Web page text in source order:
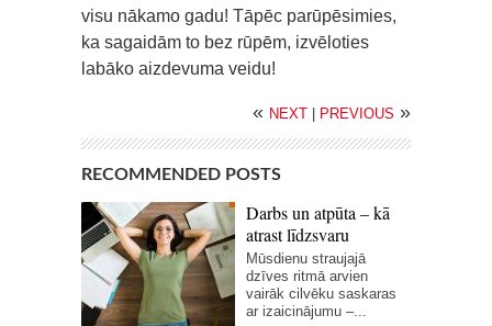
visu nākamo gadu! Tāpēc parūpēsimies,
ka sagaidām to bez rūpēm, izvēloties
labāko aizdevuma veidu!
« NEXT PREVIOUS »
RECOMMENDED POSTS
Darbs un atpūta – kā
atrast līdzsvaru
Mūsdienu straujajā
dzīves ritmā arvien
vairāk cilvēku saskaras
ar izaicinājumu –...